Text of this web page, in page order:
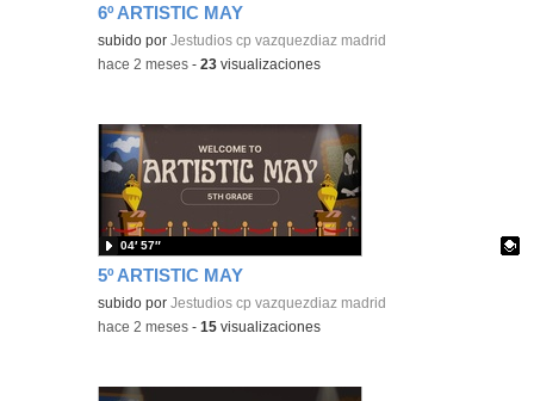
6º ARTISTIC MAY
Contenido educativo.
subido porJestudios cp vazquezdiaz madrid
-hace 2 meses -23 visualizaciones
5º ARTISTIC MAY
Contenido educativo.
subido porJestudios cp vazquezdiaz madrid
04′ 57″
-hace 2 meses -15 visualizaciones